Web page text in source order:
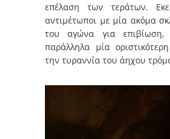
επέλαση των τεράτων.
αντιμέτωποι με μία ακόμα
του αγώνα για επιβίωση,
παράλληλα μία
την τυραννία του άηχου